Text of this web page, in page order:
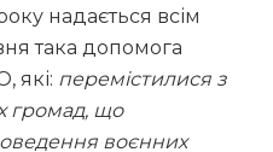
надається всім
така допомога
які: перемістилися з
громад, що
воєнних